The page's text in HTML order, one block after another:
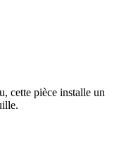
cette pièce installe un